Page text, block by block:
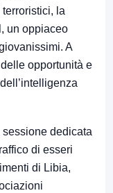
la
un oppiaceo
A
opportunità e
dedicata
di esseri
di Libia,